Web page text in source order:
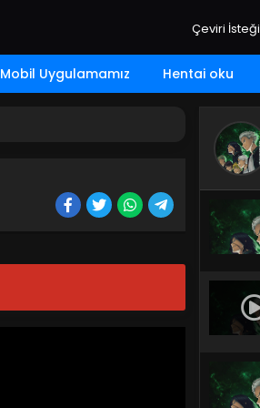
Çeviri İsteği
Mobil Uygulamamız Hentai oku